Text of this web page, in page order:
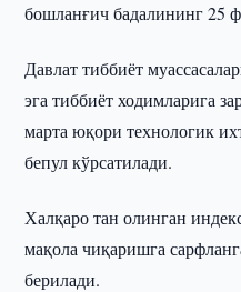
бошланғич бадалининг 25
Давлат тиббиёт
эга тиббиёт ходимларига
марта юқори технологик
бепул кўрсатилади.
Халқаро тан олинган
мақола чиқаришга
берилади.